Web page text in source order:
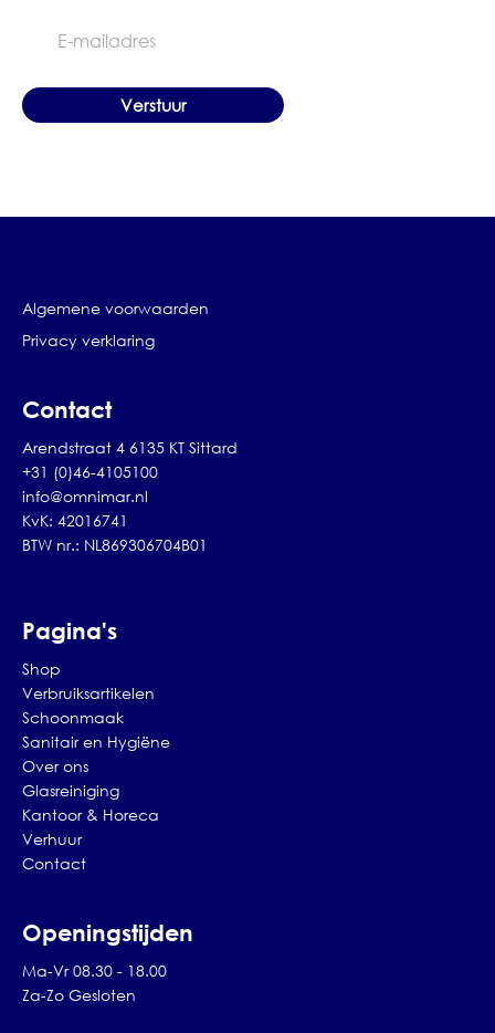
mailadres
Algemene voorwaarden
Privacy verklaring
Contact
Arendstraat 4 6135 KT Sittard
+31 (0)46-4105100
info@omnimar.nl
KvK: 42016741
BTW nr.: NL869306704B01
Pagina's
Shop
Verbruiksartikelen
Schoonmaak
Sanitair en Hygiëne
Over ons
Glasreiniging
Kantoor & Horeca
Verhuur
Contact
Openingstijden
Ma-Vr 08.30 - 18.00
Za-Zo Gesloten